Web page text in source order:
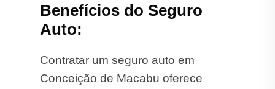
Benefícios do Seguro
Auto:
Contratar um seguro auto em
Conceição de Macabu oferece